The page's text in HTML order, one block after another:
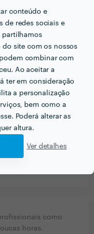
conteúdo e
de redes sociais e
partilhamos
do site com os nossos
combinar com
Ao aceitar a
ter em consideração
a personalização
bem como a
Poderá alterar as
altura.
Ver detalhes
0
Foram
São muito
como
horas.